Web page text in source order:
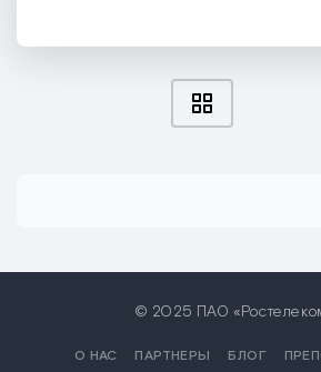
© 2025 ПАО
О НАС ПАРТНЕРЫ БЛОГ